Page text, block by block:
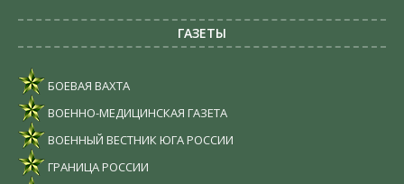
ГАЗЕТЫ
БОЕВАЯ ВАХТА
ВОЕННО-МЕДИЦИНСКАЯ ГАЗЕТА
ВОЕННЫЙ ВЕСТНИК ЮГА РОССИИ
ГРАНИЦА РОССИИ